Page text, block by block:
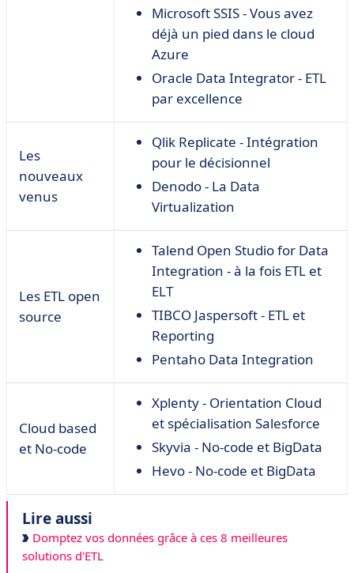
Microsoft SSIS - Vous avez
déjà un pied dans le cloud
Azure
Oracle Data Integrator - ETL
par excellence
Les
nouveaux
venus
Qlik Replicate - Intégration
pour le décisionnel
Denodo - La Data
Virtualization
Les ETL open
source
Talend Open Studio for Data
Integration - à la fois ETL et
ELT
TIBCO Jaspersoft - ETL et
Reporting
Pentaho Data Integration
Cloud based
et No-code
Xplenty - Orientation Cloud
et spécialisation Salesforce
Skyvia - No-code et BigData
Hevo - No-code et BigData
Lire aussi
Domptez vos données grâce à ces 8 meilleures
solutions d'ETL